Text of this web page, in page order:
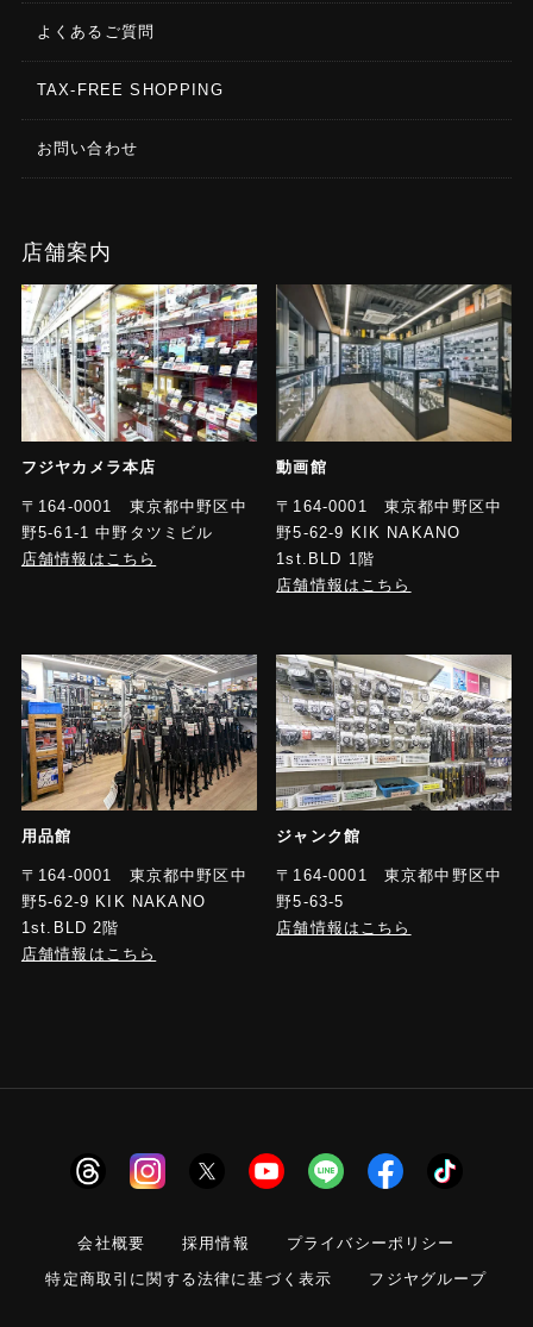
よくあるご質問
TAX-FREE SHOPPING
お問い合わせ
店舗案内
フジヤカメラ本店
〒164-0001 東京都中野区中
野5-61-1 中野タツミビル
店舗情報はこちら
動画館
〒164-0001 東京都中野区中
野5-62-9 KIK NAKANO
1st.BLD 1階
店舗情報はこちら
用品館
〒164-0001 東京都中野区中
野5-62-9 KIK NAKANO
1st.BLD 2階
店舗情報はこちら
ジャンク館
〒164-0001 東京都中野区中
野5-63-5
店舗情報はこちら
会社概要 採用情報
プライバシーポリシー
特定商取引に関する法律に基づく表示
フジヤグループ